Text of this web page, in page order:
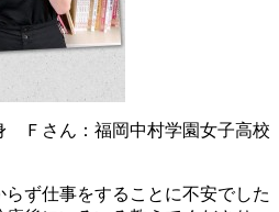
Ｆさん：福岡中村学園女子高校
らず仕事をすることに不安でした